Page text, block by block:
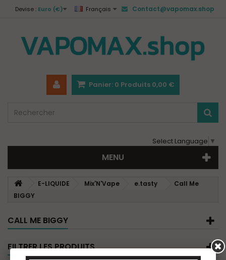
Devise : Euro (€) Français Contact@vapomax.shop
Panier: 0 Produits 0,00 €
Select Language ▼
MENU
E-LIQUIDE Mix'N'Vape e.tasty
Call Me
BIGGY
CALL ME BIGGY
FILTRER LES PRODUITS